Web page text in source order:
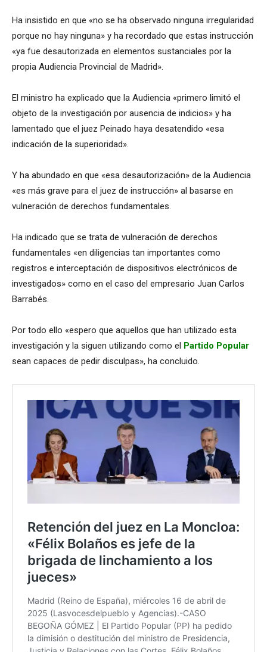
Ha insistido en que «no se ha observado ninguna irregularidad
porque no hay ninguna» y ha recordado que estas instrucción
«ya fue desautorizada en elementos sustanciales por la
propia Audiencia Provincial de Madrid».
El ministro ha explicado que la Audiencia «primero limitó el
objeto de la investigación por ausencia de indicios» y ha
lamentado que el juez Peinado haya desatendido «esa
indicación de la superioridad».
Y ha abundado en que «esa desautorización» de la Audiencia
«es más grave para el juez de instrucción» al basarse en
vulneración de derechos fundamentales.
Ha indicado que se trata de vulneración de derechos
fundamentales «en diligencias tan importantes como
registros e interceptación de dispositivos electrónicos de
investigados» como en el caso del empresario Juan Carlos
Barrabés.
Por todo ello «espero que aquellos que han utilizado esta
investigación y la siguen utilizando como el Partido Popular
sean capaces de pedir disculpas», ha concluido.